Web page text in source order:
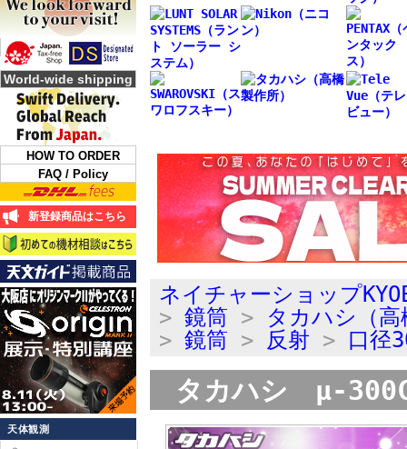
World-wide shipping
HOW TO ORDER
FAQ / Policy
新登録商品はこちら
天体観測
ネイチャーショップ
> 鏡筒 >
タカハシ（
> 鏡筒 > 反射 > 口径
タカハシ μ-